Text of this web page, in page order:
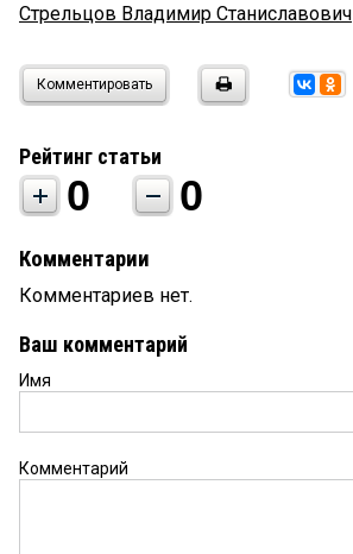
Стрельцов Владимир Станиславович
Комментировать
Рейтинг статьи
0 0
Комментарии
Комментариев нет.
Ваш комментарий
Имя
Комментарий